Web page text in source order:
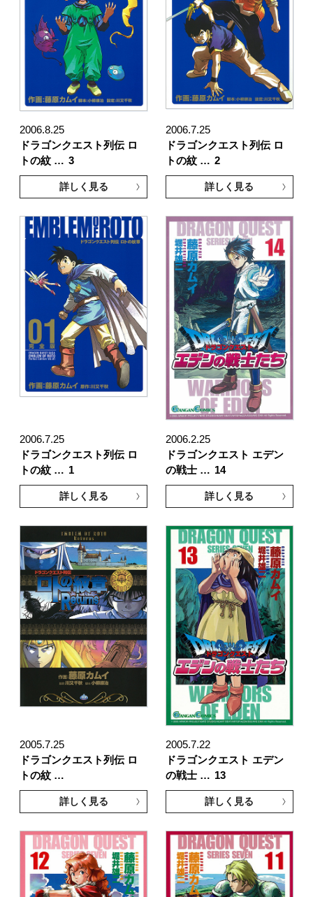
2006.8.25
ドラゴンクエスト列伝 ロ
トの紋 … 3
詳しく見る
2006.7.25
ドラゴンクエスト列伝 ロ
トの紋 … 2
詳しく見る
2006.7.25
ドラゴンクエスト列伝 ロ
トの紋 … 1
詳しく見る
2006.2.25
ドラゴンクエスト エデン
の戦士 … 14
詳しく見る
2005.7.25
ドラゴンクエスト列伝 ロ
トの紋 …
詳しく見る
2005.7.22
ドラゴンクエスト エデン
の戦士 … 13
詳しく見る